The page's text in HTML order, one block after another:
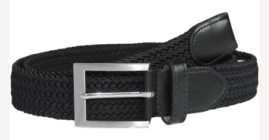
Avaa tuotekuva suurennettuna